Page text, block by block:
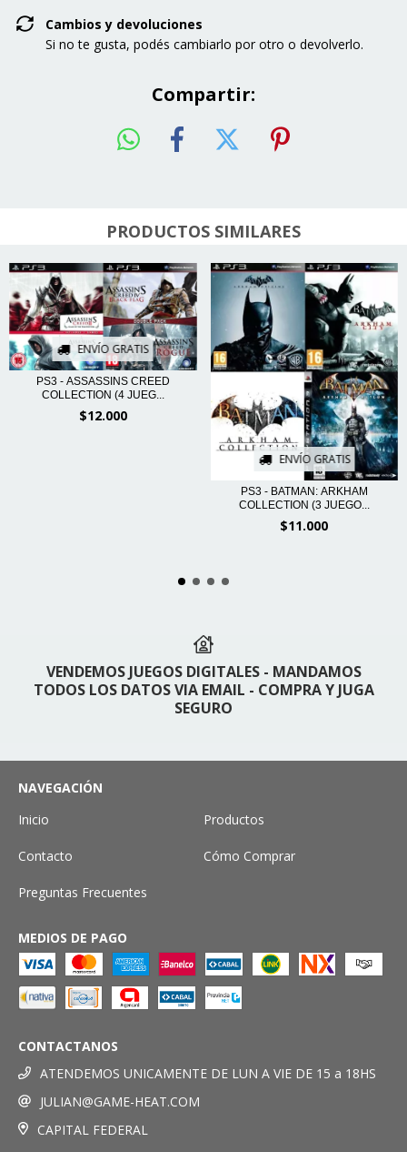
Cambios y devoluciones
Si no te gusta, podés cambiarlo por otro o devolverlo.
Compartir:
PRODUCTOS SIMILARES
ENVÍO GRATIS
PS3 - ASSASSINS CREED
COLLECTION (4 JUEG...
$12.000
ENVÍO GRATIS
PS3 - BATMAN: ARKHAM
COLLECTION (3 JUEGO...
$11.000
VENDEMOS JUEGOS DIGITALES - MANDAMOS
TODOS LOS DATOS VIA EMAIL - COMPRA Y JUGA
SEGURO
NAVEGACIÓN
Inicio
Productos
Contacto Cómo Comprar
Preguntas Frecuentes
MEDIOS DE PAGO
CONTACTANOS
ATENDEMOS UNICAMENTE DE LUN A VIE DE 15 a 18HS
JULIAN@GAME-HEAT.COM
CAPITAL FEDERAL